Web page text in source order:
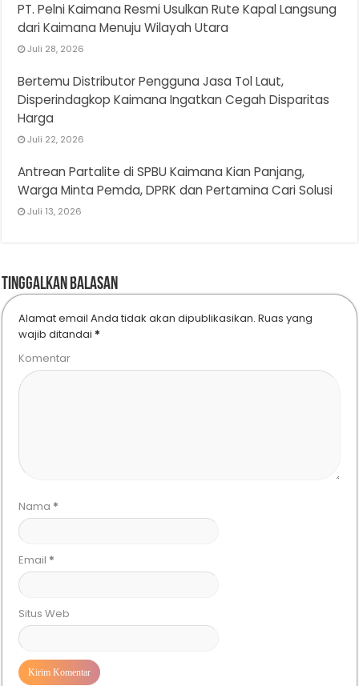
PT. Pelni Kaimana Resmi Usulkan Rute Kapal Langsung
dari Kaimana Menuju Wilayah Utara
Juli 28, 2026
Bertemu Distributor Pengguna Jasa Tol Laut,
Disperindagkop Kaimana Ingatkan Cegah Disparitas
Harga
Juli 22, 2026
Antrean Partalite di SPBU Kaimana Kian Panjang,
Warga Minta Pemda, DPRK dan Pertamina Cari Solusi
Juli 13, 2026
Tinggalkan Balasan
Alamat email Anda tidak akan dipublikasikan. Ruas yang
wajib ditandai *
Komentar
Nama *
Email *
Situs Web